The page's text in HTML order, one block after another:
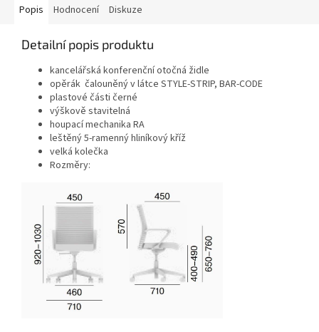
Popis Hodnocení Diskuze
Detailní popis produktu
kancelářská konferenční otočná židle
opěrák čalouněný v látce STYLE-STRIP, BAR-CODE
plastové části černé
výškově stavitelná
houpací mechanika RA
leštěný 5-ramenný hliníkový kříž
velká kolečka
Rozměry: